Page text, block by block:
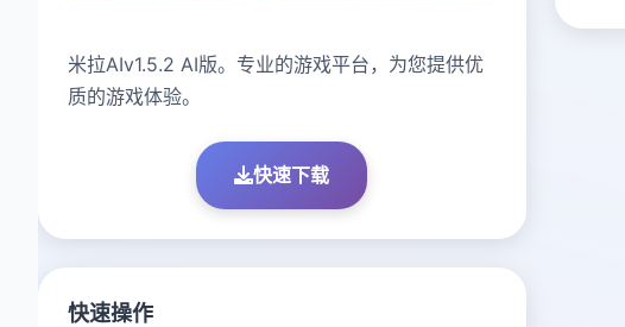
米拉AIv1.5.2 AI版。专业的游戏平台，为您提供优
质的游戏体验。
快速下载
快速操作